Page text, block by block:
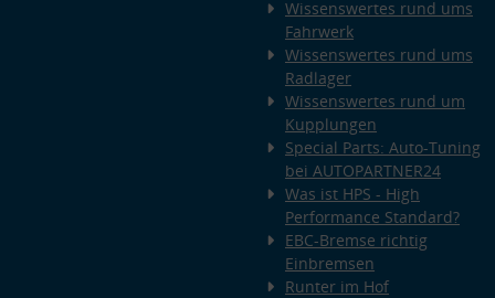
Wissenswertes rund ums
Fahrwerk
Wissenswertes rund ums
Radlager
Wissenswertes rund um
Kupplungen
Special Parts: Auto-Tuning
bei AUTOPARTNER24
Was ist HPS - High
Performance Standard?
EBC-Bremse richtig
Einbremsen
Runter im Hof